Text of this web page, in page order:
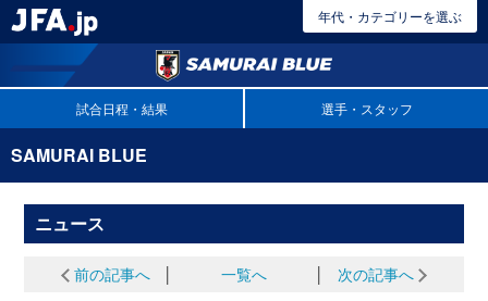
年代・カテゴリーを選ぶ
試合日程・結果 選手・スタッフ
SAMURAI BLUE
ニュース
前の記事へ 一覧へ 次の記事へ